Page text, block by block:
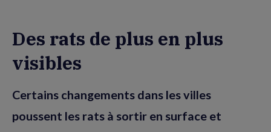
Des rats de plus en plus
visibles
Certains changements dans les villes
poussent les rats à sortir en surface et